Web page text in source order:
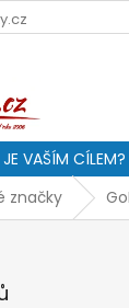
VAŠÍM CÍLEM?
značky